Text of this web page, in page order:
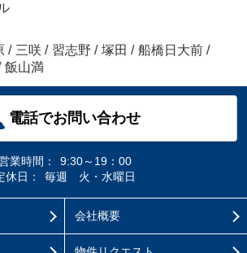
/ 三咲 / 習志野 / 塚田 / 船橋日大前 /
飯山満
電話でお問い合わせ
業時間：
9:30～19：00
休日：
毎週 火・水曜日
会社概要